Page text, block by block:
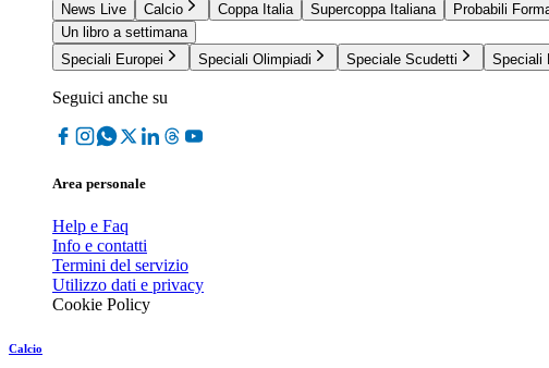
News Live
Calcio Coppa Italia Supercoppa Italiana Probabili
Un libro a settimana
Speciali Europei
Speciali Olimpiadi Speciale Scudetti Speciali
Seguici anche su
Area personale
Help e Faq
Info e contatti
Termini del servizio
Utilizzo dati e privacy
Cookie Policy
Calcio